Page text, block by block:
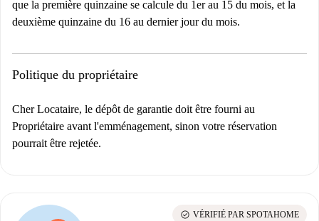
que la première quinzaine se calcule du 1er au 15 du mois, et la
deuxième quinzaine du 16 au dernier jour du mois.
Politique du propriétaire
Cher Locataire, le dépôt de garantie doit être fourni au
Propriétaire avant l'emménagement, sinon votre réservation
pourrait être rejetée.
check_circle VÉRIFIÉ PAR SPOTAHOME